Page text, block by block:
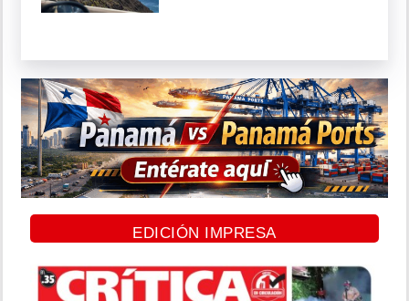
EDICIÓN IMPRESA